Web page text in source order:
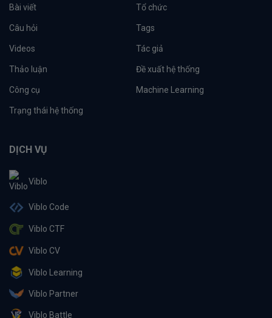
Bài viết Tổ chức
Câu hỏi Tags
Videos Tác giả
Thảo luận Đề xuất hệ thống
Công cụ Machine Learning
Trạng thái hệ thống
DỊCH VỤ
Viblo
Viblo Code
Viblo CTF
Viblo CV
Viblo Learning
Viblo Partner
Viblo Battle